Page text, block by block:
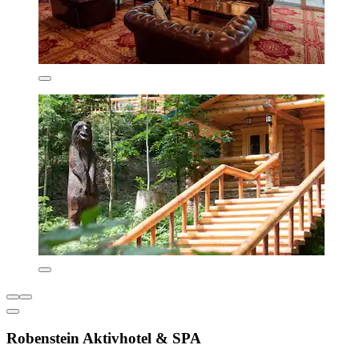
Robenstein Aktivhotel & SPA